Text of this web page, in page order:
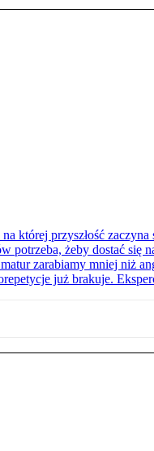
której przyszłość zaczyna
potrzeba, żeby dostać się
zarabiamy mniej niż
już brakuje.